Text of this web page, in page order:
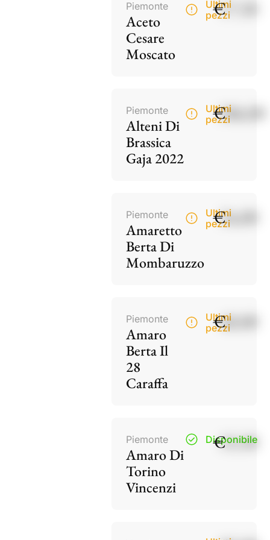
Piemonte
Aceto
Cesare
Moscato
Ultimi
pezzi
€17,50
Piemonte
Alteni Di
Brassica
Gaja 2022
Ultimi
pezzi
€186,00
Piemonte
Amaretto
Berta Di
Mombaruzzo
Ultimi
pezzi
€34,00
Piemonte
Amaro
Berta Il
28
Caraffa
Ultimi
pezzi
€40,00
Piemonte
Amaro Di
Torino
Vincenzi
Disponibile
€15,50